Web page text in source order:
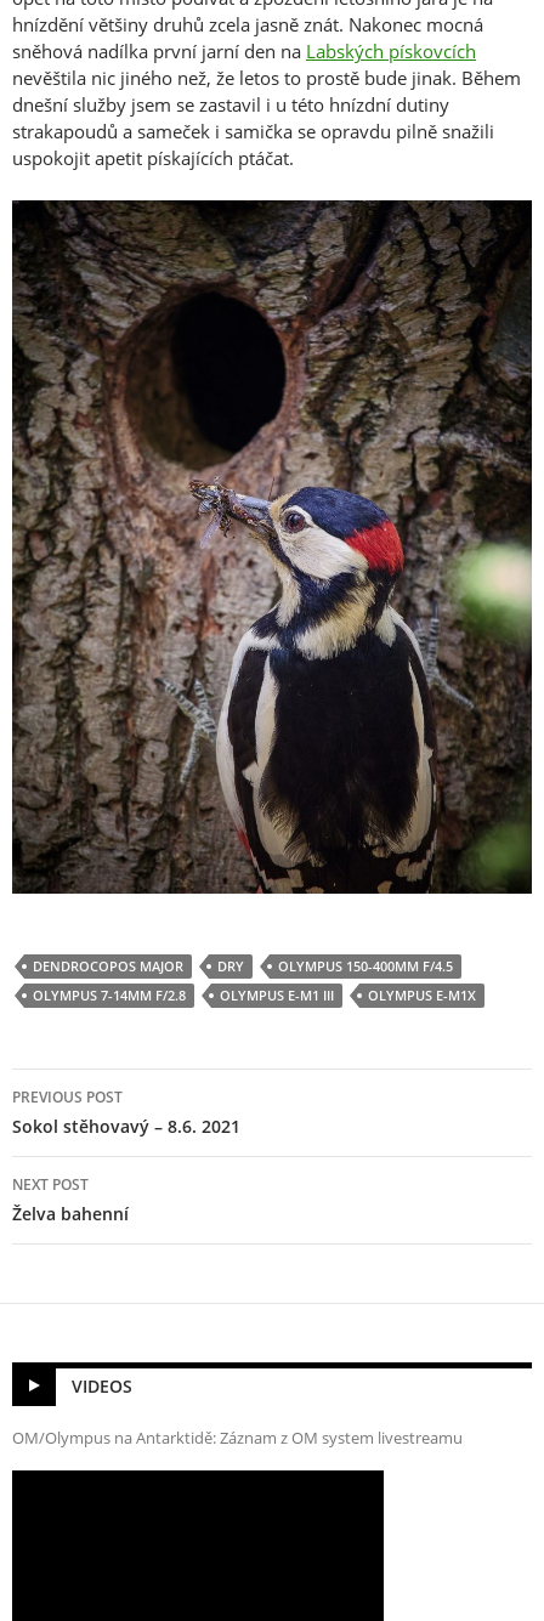
hnízdění většiny druhů zcela jasně znát. Nakonec mocná
sněhová nadílka první jarní den na Labských pískovcích
nevěštila nic jiného než, že letos to prostě bude jinak. Během
dnešní služby jsem se zastavil i u této hnízdní dutiny
strakapoudů a sameček i samička se opravdu pilně snažili
uspokojit apetit pískajících ptáčat.
DENDROCOPOS MAJOR DRY
OLYMPUS 150-400MM F/4.5
OLYMPUS 7-14MM F/2.8
OLYMPUS E-M1 III OLYMPUS E-M1X
navigation
PREVIOUS POST
Sokol stěhovavý – 8.6. 2021
NEXT POST
Želva bahenní
VIDEOS
OM/Olympus na Antarktidě: Záznam z OM system livestreamu